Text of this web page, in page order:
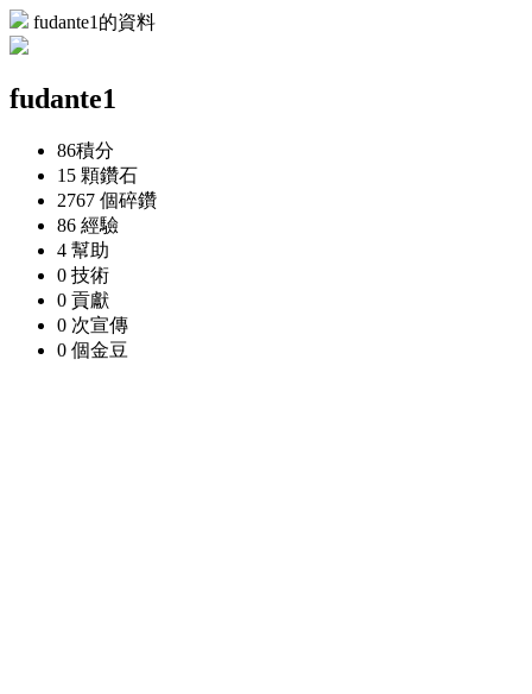
fudante1的資料
fudante1
86積分
15 顆鑽石
2767 個碎鑽
86 經驗
4 幫助
0 技術
0 貢獻
0 次宣傳
0 個金豆